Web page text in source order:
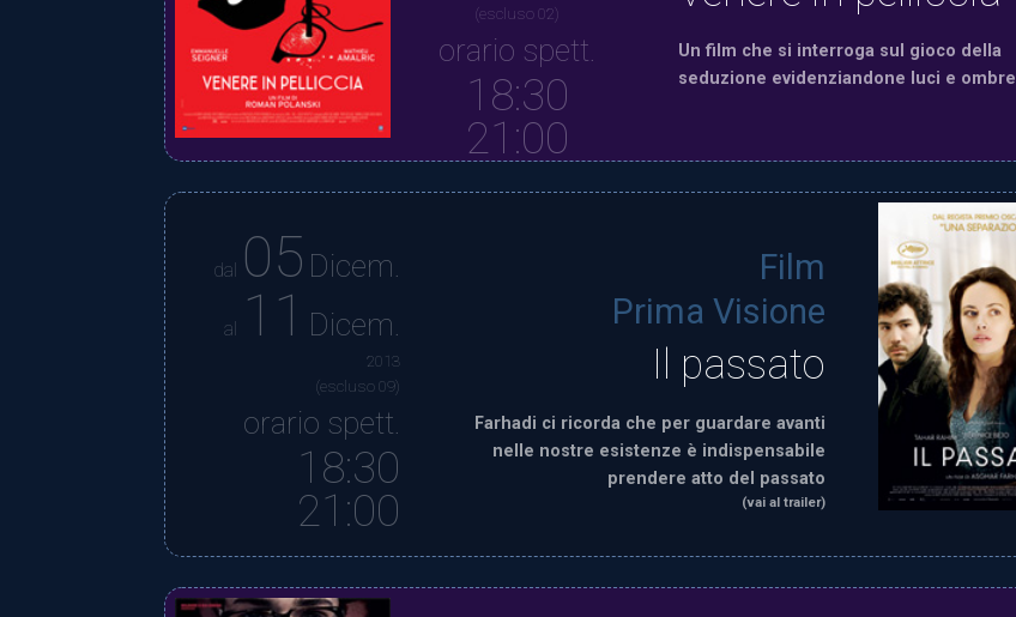
(escluso 02)
orario spett.
18:30
21:00
Un film che si interroga sul gioco della
seduzione evidenziandone luci e ombre
Film
Prima Visione
Il passato
Farhadi ci ricorda che per guardare avanti
nelle nostre esistenze è indispensabile
prendere atto del passato
(vai al trailer)
dal 05 Dicem.
al 11 Dicem.
2013
(escluso 09)
orario spett.
18:30
21:00